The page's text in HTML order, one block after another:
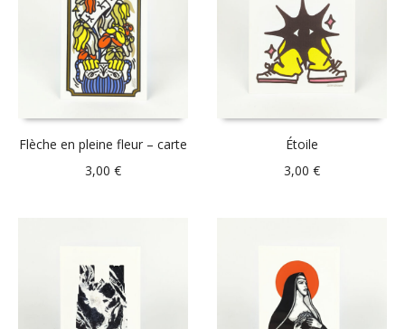
Flèche en pleine fleur – carte
3,00 €
Étoile
3,00€